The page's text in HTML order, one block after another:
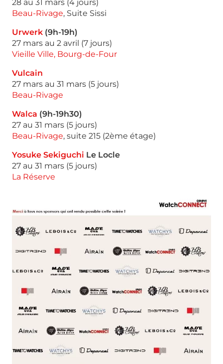
28 au 31 mars (4 jours)
Beau-Rivage, Suite Sissi
Urwerk (9h-19h)
27 mars au 2 avril (7 jours)
Vieille Ville, Bourg-de-Four
Vulcain
27 mars au 31 mars (5 jours)
Beau-Rivage
Walca (9h-19h30)
27 au 31 mars (5 jours)
Beau-Rivage, suite 215 (2ème étage)
Yosuke Sekiguchi Le Locle
27 au 31 mars (5 jours)
La Réserve